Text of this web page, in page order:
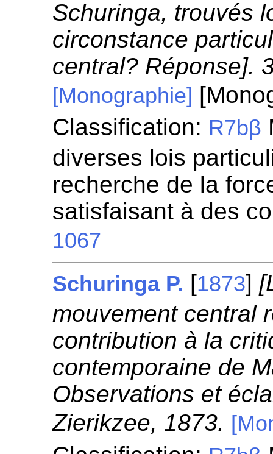
Schuringa, trouvés
circonstance
central? Réponse].
[Monographie]
Classification: R7bβ
diverses lois
recherche de la
satisfaisant à des
1067
Schuringa P. [1873]
mouvement central
contribution à la
contemporaine de
Observations et
Zierikzee, 1873.